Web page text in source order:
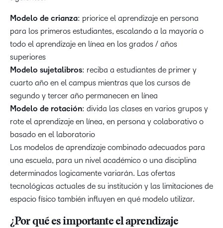
Modelo de crianza: priorice el aprendizaje en persona
para los primeros estudiantes, escalando a la mayoría o
todo el aprendizaje en línea en los grados / años
superiores
Modelo sujetalibros: reciba a estudiantes de primer y
cuarto año en el campus mientras que los cursos de
segundo y tercer año permanecen en línea
Modelo de rotación: divida las clases en varios grupos y
rote el aprendizaje en línea, en persona y colaborativo o
basado en el laboratorio
Los modelos de aprendizaje combinado adecuados para
una escuela, para un nivel académico o una disciplina
determinados logicamente variarán. Las ofertas
tecnológicas actuales de su institución y las limitaciones de
espacio físico también influyen en qué modelo utilizar.
¿Por qué es importante el aprendizaje